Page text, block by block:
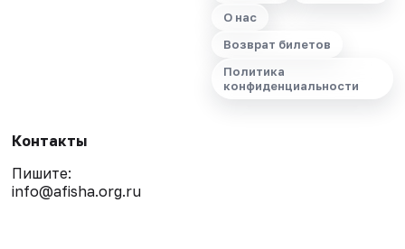
О нас
Возврат билетов
Политика
конфиденциальности
Контакты
Пишите:
info@afisha.org.ru